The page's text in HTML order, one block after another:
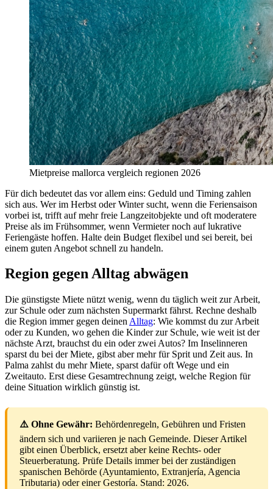
Mietpreise mallorca vergleich regionen 2026
Für dich bedeutet das vor allem eins: Geduld und Timing zahlen
sich aus. Wer im Herbst oder Winter sucht, wenn die Feriensaison
vorbei ist, trifft auf mehr freie Langzeitobjekte und oft moderatere
Preise als im Frühsommer, wenn Vermieter noch auf lukrative
Feriengäste hoffen. Halte dein Budget flexibel und sei bereit, bei
einem guten Angebot schnell zu handeln.
Region gegen Alltag abwägen
Die günstigste Miete nützt wenig, wenn du täglich weit zur Arbeit,
zur Schule oder zum nächsten Supermarkt fährst. Rechne deshalb
die Region immer gegen deinen Alltag: Wie kommst du zur Arbeit
oder zu Kunden, wo gehen die Kinder zur Schule, wie weit ist der
nächste Arzt, brauchst du ein oder zwei Autos? Im Inselinneren
sparst du bei der Miete, gibst aber mehr für Sprit und Zeit aus. In
Palma zahlst du mehr Miete, sparst dafür oft Wege und ein
Zweitauto. Erst diese Gesamtrechnung zeigt, welche Region für
deine Situation wirklich günstig ist.
⚠️ Ohne Gewähr: Behördenregeln, Gebühren und Fristen
ändern sich und variieren je nach Gemeinde. Dieser Artikel
gibt einen Überblick, ersetzt aber keine Rechts- oder
Steuerberatung. Prüfe Details immer bei der zuständigen
spanischen Behörde (Ayuntamiento, Extranjería, Agencia
Tributaria) oder einer Gestoría. Stand: 2026.